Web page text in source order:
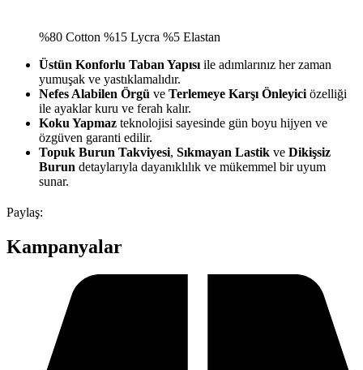
%80 Cotton %15 Lycra %5 Elastan
Üstün Konforlu Taban Yapısı ile adımlarınız her zaman
yumuşak ve yastıklamalıdır.
Nefes Alabilen Örgü ve Terlemeye Karşı Önleyici özelliği
ile ayaklar kuru ve ferah kalır.
Koku Yapmaz teknolojisi sayesinde gün boyu hijyen ve
özgüven garanti edilir.
Topuk Burun Takviyesi, Sıkmayan Lastik ve Dikişsiz
Burun detaylarıyla dayanıklılık ve mükemmel bir uyum
sunar.
Paylaş:
Kampanyalar